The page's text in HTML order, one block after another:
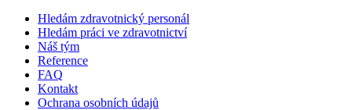
Hledám zdravotnický personál
Hledám práci ve zdravotnictví
Náš tým
Reference
FAQ
Kontakt
Ochrana osobních údajů